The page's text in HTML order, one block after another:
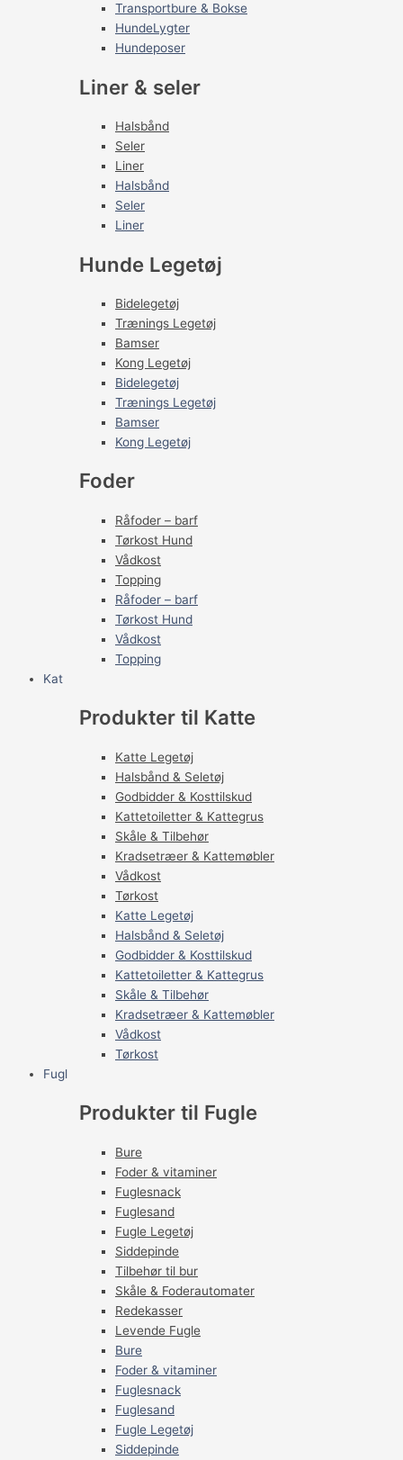
Transportbure & Bokse
HundeLygter
Hundeposer
Liner & seler
Halsbånd
Seler
Liner
Halsbånd
Seler
Liner
Hunde Legetøj
Bidelegetøj
Trænings Legetøj
Bamser
Kong Legetøj
Bidelegetøj
Trænings Legetøj
Bamser
Kong Legetøj
Foder
Råfoder – barf
Tørkost Hund
Vådkost
Topping
Råfoder – barf
Tørkost Hund
Vådkost
Topping
Kat
Produkter til Katte
Katte Legetøj
Halsbånd & Seletøj
Godbidder & Kosttilskud
Kattetoiletter & Kattegrus
Skåle & Tilbehør
Kradsetræer & Kattemøbler
Vådkost
Tørkost
Katte Legetøj
Halsbånd & Seletøj
Godbidder & Kosttilskud
Kattetoiletter & Kattegrus
Skåle & Tilbehør
Kradsetræer & Kattemøbler
Vådkost
Tørkost
Fugl
Produkter til Fugle
Bure
Foder & vitaminer
Fuglesnack
Fuglesand
Fugle Legetøj
Siddepinde
Tilbehør til bur
Skåle & Foderautomater
Redekasser
Levende Fugle
Bure
Foder & vitaminer
Fuglesnack
Fuglesand
Fugle Legetøj
Siddepinde